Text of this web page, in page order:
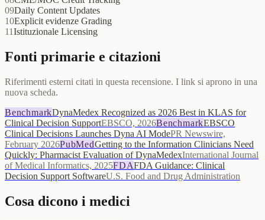
09Daily Content Updates
10Explicit evidenze Grading
11Istituzionale Licensing
Fonti primarie e citazioni
Riferimenti esterni citati in questa recensione. I link si aprono in una
nuova scheda.
BenchmarkDynaMedex Recognized as 2026 Best in KLAS for
Clinical Decision SupportEBSCO, 2026BenchmarkEBSCO
Clinical Decisions Launches Dyna AI ModePR Newswire,
February 2026PubMedGetting to the Information Clinicians Need
Quickly: Pharmacist Evaluation of DynaMedexInternational Journal
of Medical Informatics, 2025FDAFDA Guidance: Clinical
Decision Support SoftwareU.S. Food and Drug Administration
Cosa dicono i medici